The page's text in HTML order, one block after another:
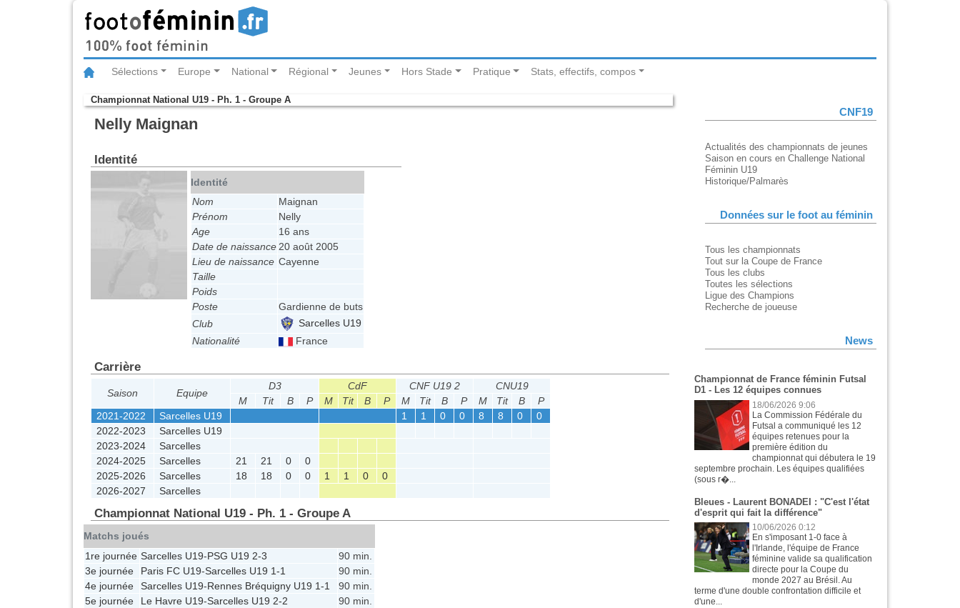
Sélections Europe National Régional Jeunes Hors Stade Pratique Stats, effectifs, compos
Championnat National U19 - Ph. 1 - Groupe A
Nelly Maignan
Identité
Identité
Nom
Maignan
Prénom
Nelly
Age
16 ans
Date de naissance20 août 2005
Lieu de naissance Cayenne
Taille
Poids
Poste
Gardienne de buts
Club
Sarcelles U19
Nationalité
France
Carrière
Saison Equipe
D3 CdF CNF U19 2
CNU19
M
Tit B P M Tit B P M Tit B P M Tit B
P
2021-2022
Sarcelles U19 1 1 0 0 8 8 0
0
2022-2023
Sarcelles U19
2023-2024
Sarcelles
2024-2025
Sarcelles 21 21 0
0
2025-2026
Sarcelles 18 18 0 0 1 1 0
0
2026-2027
Sarcelles
Championnat National U19 - Ph. 1 - Groupe A
Matchs joués
1re journée Sarcelles U19-PSG U19 2-3
90 min.
3e journée
Paris FC U19-Sarcelles U19 1-1
90 min.
4e journée
Sarcelles U19-Rennes Bréquigny U19 1-1
90 min.
5e journée
Le Havre U19-Sarcelles U19 2-2
90 min.
CNF19
Actualités des championnats de jeunes
Saison en cours en Challenge National
Féminin U19
Historique/Palmarès
Données sur le foot au féminin
Tous les championnats
Tout sur la Coupe de France
Tous les clubs
Toutes les sélections
Ligue des Champions
Recherche de joueuse
News
Championnat de France féminin Futsal
D1 - Les 12 équipes connues
18/06/2026 9:06
La Commission Fédérale du
Futsal a communiqué les 12
équipes retenues pour la
première édition du
championnat qui débutera le 19
septembre prochain. Les équipes qualifiées
(sous r�...
Bleues - Laurent BONADEI : "C'est l'état
d'esprit qui fait la différence"
10/06/2026 0:12
En s'imposant 1-0 face à
l'Irlande, l'équipe de France
féminine valide sa qualification
directe pour la Coupe du
monde 2027 au Brésil. Au
terme d'une double confrontation difficile et
d'une...